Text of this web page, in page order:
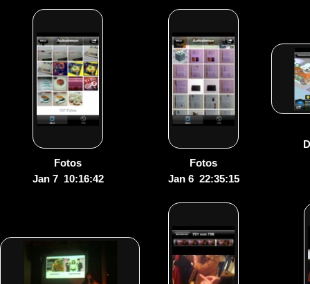
Fotos
Jan 7 10:16:42
Fotos
Jan 6 22:35:15